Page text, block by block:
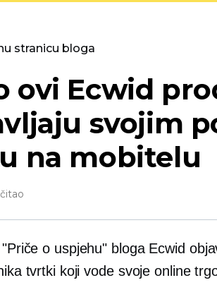
stranicu bloga
ovi Ecwid
svojim
na mobitelu
o uspjehu" bloga Ecwid
tvrtki koji vode svoje online